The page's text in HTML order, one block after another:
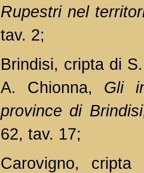
Rupestri nel
tav. 2;
Brindisi, cripta di
A. Chionna, Gli
province di
62, tav. 17;
Carovigno,